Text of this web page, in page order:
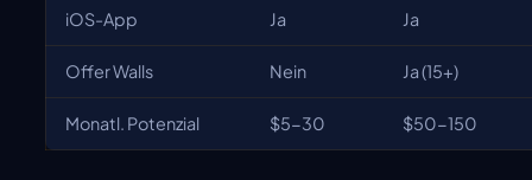
iOS-App Ja Ja
Offer Walls Nein Ja (15+)
Monatl. Potenzial $5-30 $50-150